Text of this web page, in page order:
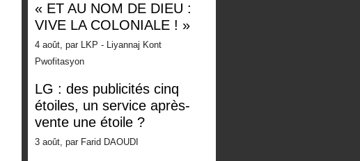
« ET AU NOM DE DIEU :
VIVE LA COLONIALE ! »
4 août, par LKP - Liyannaj Kont
Pwofitasyon
LG : des publicités cinq
étoiles, un service après-
vente une étoile ?
3 août, par Farid DAOUDI